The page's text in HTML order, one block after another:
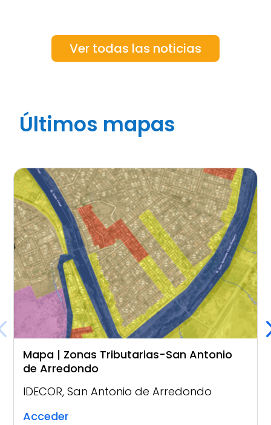
Ver todas las noticias
Últimos mapas
Mapa | Zonas Tributarias-San Antonio
de Arredondo
IDECOR, San Antonio de Arredondo
Acceder